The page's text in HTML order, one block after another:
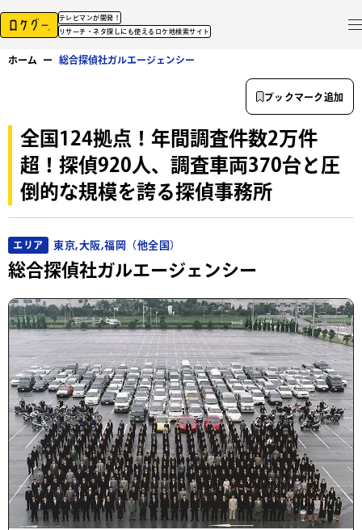
テレビマンが開発！
リサーチ・ネタ探しにも使えるロケ地検索サイト
ホーム ー 総合探偵社ガルエージェンシー
全国124拠点！年間調査件数2万件
超！探偵920人、調査車両370台と圧
倒的な規模を誇る探偵事務所
エリア 東京,大阪,福岡（他全国）
総合探偵社ガルエージェンシー
ブックマーク追加